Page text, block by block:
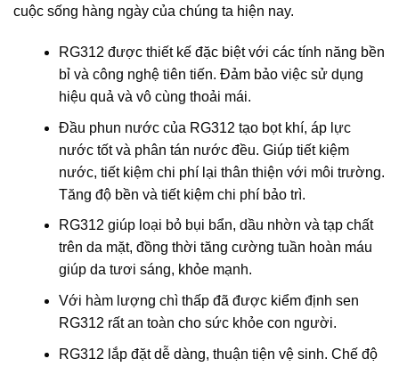
cuộc sống hàng ngày của chúng ta hiện nay.
RG312 được thiết kế đặc biệt với các tính năng bền
bỉ và công nghệ tiên tiến. Đảm bảo việc sử dụng
hiệu quả và vô cùng thoải mái.
Đầu phun nước của RG312 tạo bọt khí, áp lực
nước tốt và phân tán nước đều. Giúp tiết kiệm
nước, tiết kiệm chi phí lại thân thiện với môi trường.
Tăng độ bền và tiết kiệm chi phí bảo trì.
RG312 giúp loại bỏ bụi bẩn, dầu nhờn và tạp chất
trên da mặt, đồng thời tăng cường tuần hoàn máu
giúp da tươi sáng, khỏe mạnh.
Với hàm lượng chì thấp đã được kiểm định sen
RG312 rất an toàn cho sức khỏe con người.
RG312 lắp đặt dễ dàng, thuận tiện vệ sinh. Chế độ